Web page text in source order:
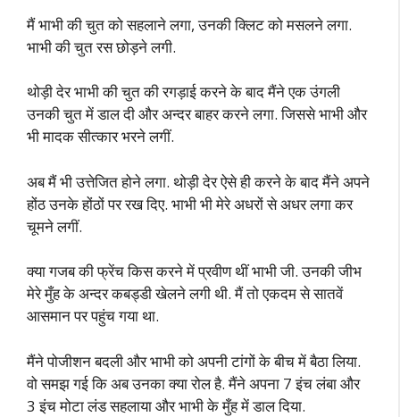
मैं भाभी की चुत को सहलाने लगा, उनकी क्लिट को मसलने लगा.
भाभी की चुत रस छोड़ने लगी.
थोड़ी देर भाभी की चुत की रगड़ाई करने के बाद मैंने एक उंगली
उनकी चुत में डाल दी और अन्दर बाहर करने लगा. जिससे भाभी और
भी मादक सीत्कार भरने लगीं.
अब मैं भी उत्तेजित होने लगा. थोड़ी देर ऐसे ही करने के बाद मैंने अपने
होंठ उनके होंठों पर रख दिए. भाभी भी मेरे अधरों से अधर लगा कर
चूमने लगीं.
क्या गजब की फ्रेंच किस करने में प्रवीण थीं भाभी जी. उनकी जीभ
मेरे मुँह के अन्दर कबड्डी खेलने लगी थी. मैं तो एकदम से सातवें
आसमान पर पहुंच गया था.
मैंने पोजीशन बदली और भाभी को अपनी टांगों के बीच में बैठा लिया.
वो समझ गई कि अब उनका क्या रोल है. मैंने अपना 7 इंच लंबा और
3 इंच मोटा लंड सहलाया और भाभी के मुँह में डाल दिया.